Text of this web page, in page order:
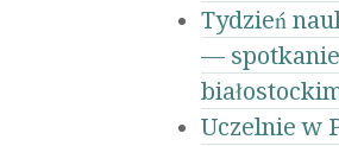
Tydzień
—
Uczelnie w